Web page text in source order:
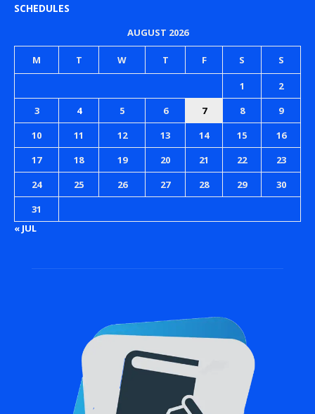
SCHEDULES
AUGUST 2026
M T W T F S S
1
2
3
4 5 6 7 8
9
10
11 12 13 14 15
16
17
18 19 20 21 22
23
24
25 26 27 28 29
30
31
« JUL